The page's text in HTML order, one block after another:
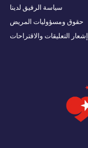
سياسة الرفيق لدينا
حقوق ومسؤوليات المريض
إشعار التعليقات والاقتراحات